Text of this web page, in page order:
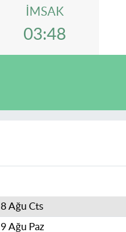
İMSAK
03:48
8 Ağu Cts
9 Ağu Paz